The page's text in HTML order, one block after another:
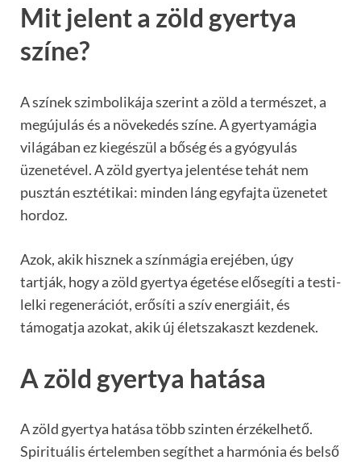
Mit jelent a zöld gyertya
színe?
A színek szimbolikája szerint a zöld a természet, a
megújulás és a növekedés színe. A gyertyamágia
világában ez kiegészül a bőség és a gyógyulás
üzenetével. A zöld gyertya jelentése tehát nem
pusztán esztétikai: minden láng egyfajta üzenetet
hordoz.
Azok, akik hisznek a színmágia erejében, úgy
tartják, hogy a zöld gyertya égetése elősegíti a testi-
lelki regenerációt, erősíti a szív energiáit, és
támogatja azokat, akik új életszakaszt kezdenek.
A zöld gyertya hatása
A zöld gyertya hatása több szinten érzékelhető.
Spirituális értelemben segíthet a harmónia és belső